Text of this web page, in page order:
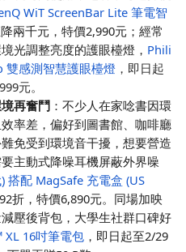
WiT ScreenBar Lite 筆電智
兩千元，特價2,990元；經常
光調整亮度的護眼檯燈， Phili
雙感測智慧護眼檯燈 ，即日起
元。
再奮鬥 ：不少人在家唸書因環
率差，偏好到圖書館、咖啡廳
免受到環境音干擾，想要營造
主動式降噪耳機屏蔽外界噪
搭配 MagSafe 充電盒 (US
折，特價6,890元。同場加映
壓後背包，大學生社群口碑好
XL 16吋筆電包 ，即日起至2/29